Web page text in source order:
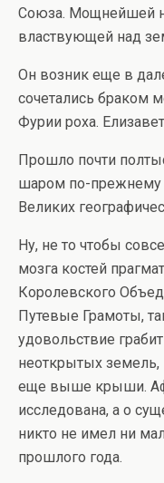
Союза. Мощнейшей
властвующей над
Он возник еще в
сочетались браком
Фурии роха.
Прошло почти
шаром по-прежнему
Великих
Ну, не то чтобы
мозга костей
Королевского
Путевые Грамоты,
удовольствие
неоткрытых земель,
еще выше крыши.
исследована, а о
никто не имел ни
прошлого года.